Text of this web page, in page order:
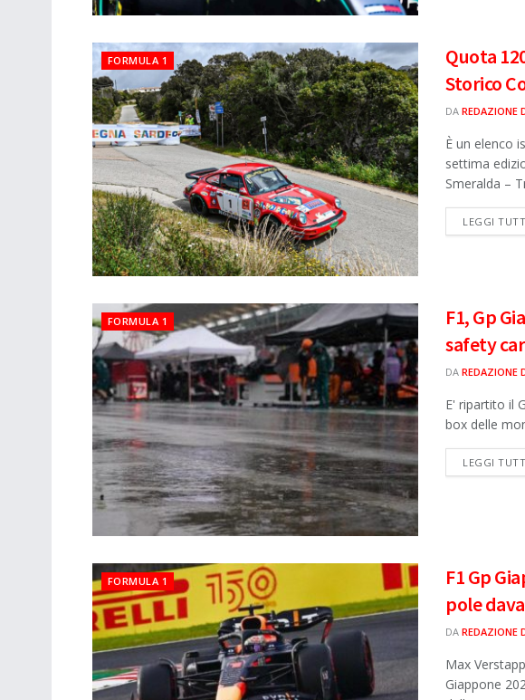
FORMULA 1
​Quota
Storico
DA REDAZIONE
È un elenco
settima
Smeralda –
LEGGI
FORMULA 1
F1, Gp
safety car
DA REDAZIONE
E' ripartito il
box delle
LEGGI
FORMULA 1
F1 Gp
pole
DA REDAZIONE
Max
Giappone